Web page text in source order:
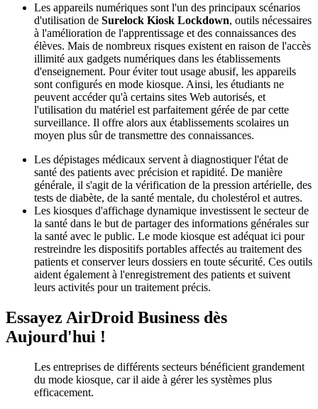
Les appareils numériques sont l'un des principaux scénarios
d'utilisation de Surelock Kiosk Lockdown, outils nécessaires
à l'amélioration de l'apprentissage et des connaissances des
élèves. Mais de nombreux risques existent en raison de l'accès
illimité aux gadgets numériques dans les établissements
d'enseignement. Pour éviter tout usage abusif, les appareils
sont configurés en mode kiosque. Ainsi, les étudiants ne
peuvent accéder qu'à certains sites Web autorisés, et
l'utilisation du matériel est parfaitement gérée de par cette
surveillance. Il offre alors aux établissements scolaires un
moyen plus sûr de transmettre des connaissances.
Les dépistages médicaux servent à diagnostiquer l'état de
santé des patients avec précision et rapidité. De manière
générale, il s'agit de la vérification de la pression artérielle, des
tests de diabète, de la santé mentale, du cholestérol et autres.
Les kiosques d'affichage dynamique investissent le secteur de
la santé dans le but de partager des informations générales sur
la santé avec le public. Le mode kiosque est adéquat ici pour
restreindre les dispositifs portables affectés au traitement des
patients et conserver leurs dossiers en toute sécurité. Ces outils
aident également à l'enregistrement des patients et suivent
leurs activités pour un traitement précis.
Essayez AirDroid Business dès
Aujourd'hui !
Les entreprises de différents secteurs bénéficient grandement
du mode kiosque, car il aide à gérer les systèmes plus
efficacement.